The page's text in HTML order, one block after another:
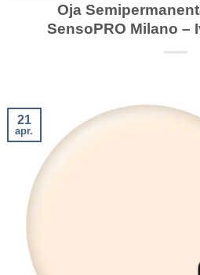
Oja
SensoPRO Milano –
21
apr.